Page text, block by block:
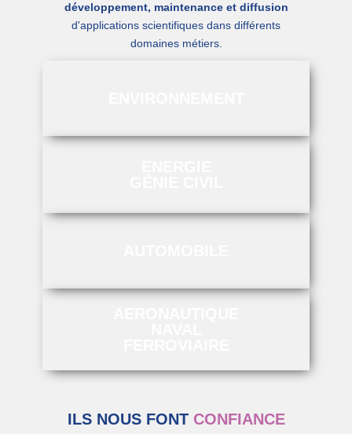
développement, maintenance et diffusion
d'applications scientifiques dans différents
domaines métiers.
ILS NOUS FONT CONFIANCE